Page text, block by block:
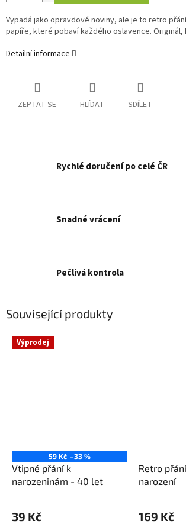
Vypadá jako opravdové noviny, ale je to retro
papíře, které pobaví každého oslavence. Originál,
Detailní informace
ZEPTAT SE HLÍDAT SDÍLET
Rychlé doručení po celé ČR
Snadné vrácení
Pečlivá kontrola
Související produkty
Výprodej
59 Kč –33 %
Vtipné přání k
narozeninám - 40 let
39 Kč
Retro
narození
169 Kč